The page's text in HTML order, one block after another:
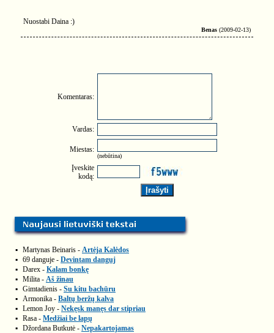
Nuostabi Daina :)
Benas (2009-02-13)
Komentaras:
Vardas:
Miestas:
(nebūtina)
Įveskite
kodą:
▪ Martynas Beinaris - Artėja Kalėdos
▪ 69 danguje - Devintam danguj
▪ Darex - Kalam bonkę
▪ Milita - Aš žinau
▪ Gimtadienis - Su kitu bachūru
▪ Armonika - Baltų beržų kalva
▪ Lemon Joy - Nekęsk manęs dar stipriau
▪ Rasa - Medžiai be lapų
▪ Džordana Butkutė - Nepakartojamas